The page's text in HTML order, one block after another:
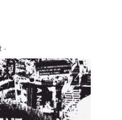
-